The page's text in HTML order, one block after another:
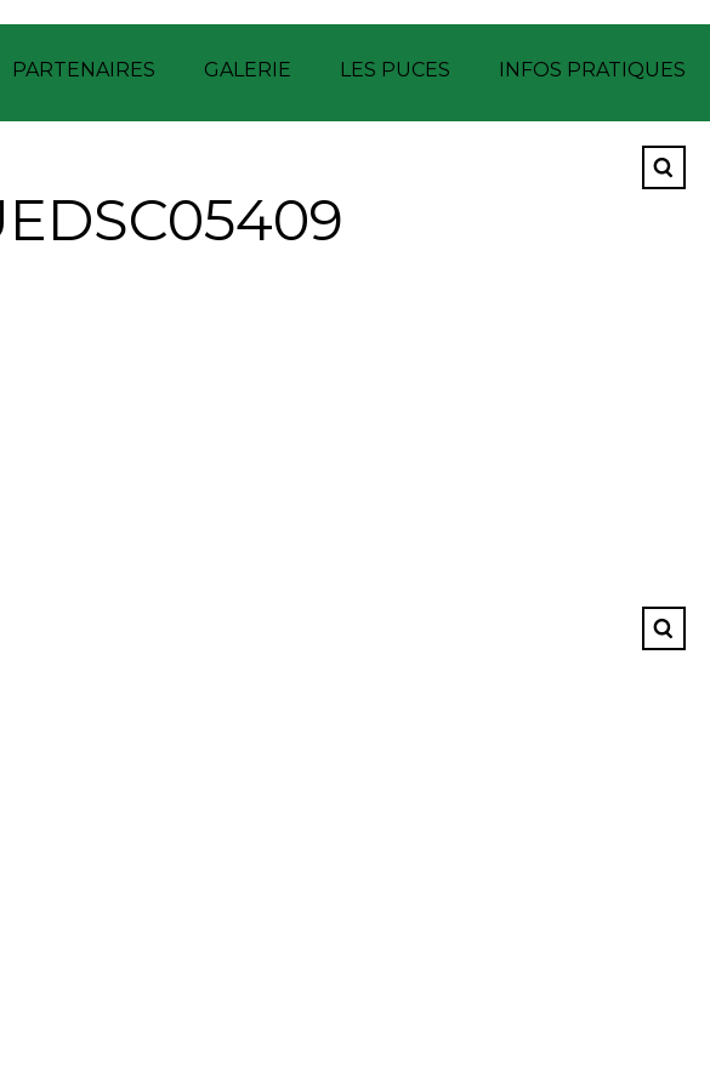
PARTENAIRES GALERIE LES PUCES INFOS PRATIQUES